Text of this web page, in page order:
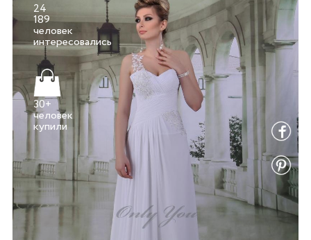
24
189
человек
30+
человек
купили